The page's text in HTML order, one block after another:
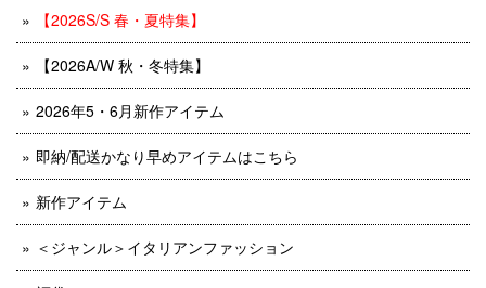
【2026S/S 春・夏特集】
【2026A/W 秋・冬特集】
2026年5・6月新作アイテム
即納/配送かなり早めアイテムはこちら
新作アイテム
＜ジャンル＞イタリアンファッション